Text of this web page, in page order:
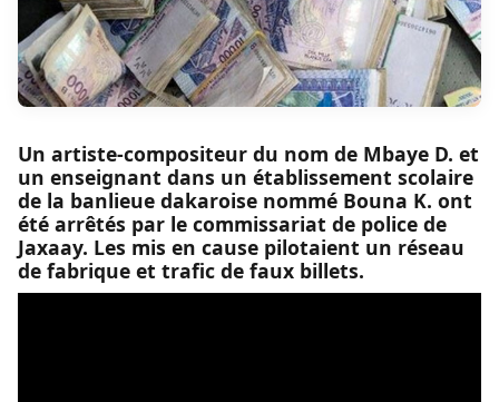
Un artiste-compositeur du nom de Mbaye D. et
un enseignant dans un établissement scolaire
de la banlieue dakaroise nommé Bouna K. ont
été arrêtés par le commissariat de police de
Jaxaay. Les mis en cause pilotaient un réseau
de fabrique et trafic de faux billets.